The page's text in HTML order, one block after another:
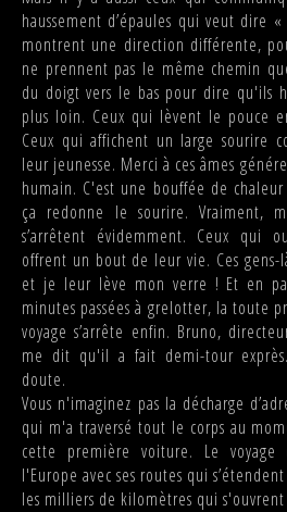
haussement d’épaules qui veut dire
montrent une direction différente,
ne prennent pas le même chemin
du doigt vers le bas pour dire qu'ils
plus loin. Ceux qui lèvent le pouce
Ceux qui affichent un large sourire
leur jeunesse. Merci à ces âmes
humain. C'est une bouffée de
ça redonne le sourire. Vraiment,
s’arrêtent évidemment. Ceux qui
offrent un bout de leur vie. Ces gens-
et je leur lève mon verre ! Et en
minutes passées à grelotter, la toute
voyage s’arrête enfin. Bruno,
me dit qu'il a fait demi-tour
doute.
Vous n'imaginez pas la décharge
qui m'a traversé tout le corps au
cette première voiture. Le voyage
l'Europe avec ses routes qui
les milliers de kilomètres qui